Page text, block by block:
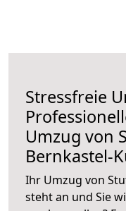
Stressfreie
Umzug von
Bernkastel-
Ihr Umzug von
steht an und Sie